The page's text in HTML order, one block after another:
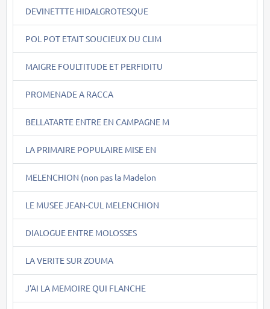
DEVINETTTE HIDALGROTESQUE
POL POT ETAIT SOUCIEUX DU CLIM
MAIGRE FOULTITUDE ET PERFIDITU
PROMENADE A RACCA
BELLATARTE ENTRE EN CAMPAGNE M
LA PRIMAIRE POPULAIRE MISE EN
MELENCHION (non pas la Madelon
LE MUSEE JEAN-CUL MELENCHION
DIALOGUE ENTRE MOLOSSES
LA VERITE SUR ZOUMA
J'AI LA MEMOIRE QUI FLANCHE